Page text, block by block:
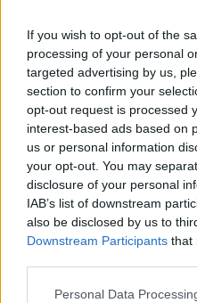
If you wish to opt-out of the
processing of your personal
targeted advertising by us,
section to confirm your
opt-out request is processed
interest-based ads based on
us or personal information
your opt-out. You may
disclosure of your personal
IAB’s list of downstream
also be disclosed by us to
Downstream Participants that
Please note that this
Personal Data